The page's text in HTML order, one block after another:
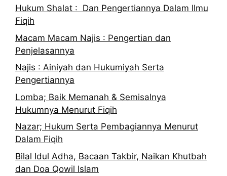
Hukum Shalat : Dan Pengertiannya Dalam Ilmu
Fiqih
Macam Macam Najis : Pengertian dan
Penjelasannya
Najis : Ainiyah dan Hukumiyah Serta
Pengertiannya
Lomba; Baik Memanah & Semisalnya
Hukumnya Menurut Fiqih
Nazar; Hukum Serta Pembagiannya Menurut
Dalam Fiqih
Bilal Idul Adha, Bacaan Takbir, Naikan Khutbah
dan Doa Qowil Islam